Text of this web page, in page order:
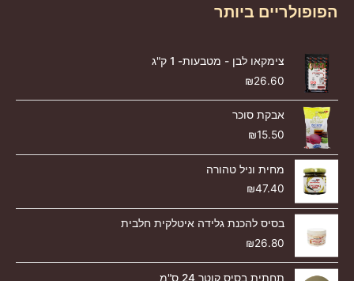
הפופולריים ביותר
צימקאו לבן - מטבעות- 1 ק"ג
₪26.60
אבקת סוכר
₪15.50
מחית וניל טהורה
₪47.40
בסיס להכנת גלידה איטלקית חלבית
₪26.80
תחתית בסיס קוטר 24 ס"מ